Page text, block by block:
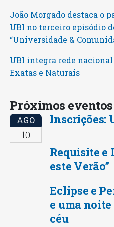
João Morgado destaca o
UBI no terceiro episódio
“Universidade &
UBI integra rede nacional
Exatas e Naturais
Próximos eventos
AGO
10
Inscrições:
Requisite e
este Verão”
Eclipse e
e uma
céu